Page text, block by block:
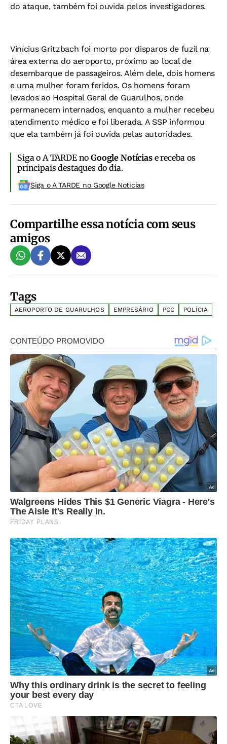
do ataque, também foi ouvida pelos investigadores.
Vinícius Gritzbach foi morto por disparos de fuzil na
área externa do aeroporto, próximo ao local de
desembarque de passageiros. Além dele, dois homens
e uma mulher foram feridos. Os homens foram
levados ao Hospital Geral de Guarulhos, onde
permanecem internados, enquanto a mulher recebeu
atendimento médico e foi liberada. A SSP informou
que ela também já foi ouvida pelas autoridades.
Siga o A TARDE noGoogle Notíciase receba os
principais destaques do dia.
Siga o A TARDE no Google Noticias
Compartilhe essa notícia com seus
amigos
Tags
AEROPORTO DE GUARULHOS EMPRESÁRIO PCC POLÍCIA